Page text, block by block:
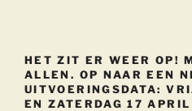
HET ZIT ER WEER OP!
ALLEN. OP NAAR EEN
UITVOERINGSDATA:
EN ZATERDAG 17